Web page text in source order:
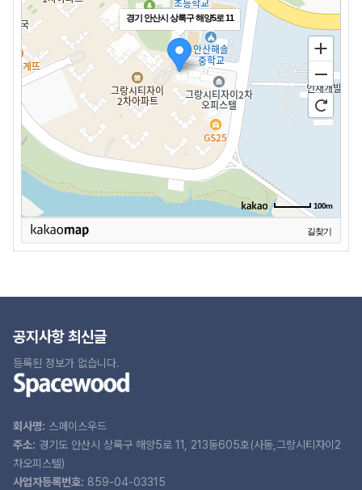
경기 안산시 상록구 해양5로 11
100m
길찾기
회사명: 스페이스우드
주소: 경기도 안산시 상록구 해양5로 11, 213동605호(사동,그랑시티자이2
차오피스텔)
사업자등록번호: 859-04-03315
공지사항 최신글
등록된 정보가 없습니다.